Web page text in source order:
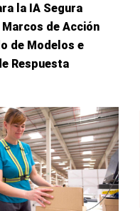
la IA Segura
Marcos de Acción
de Modelos e
Respuesta